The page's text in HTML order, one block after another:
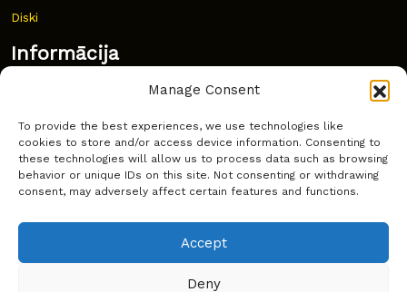
Manage Consent
To provide the best experiences, we use technologies like
cookies to store and/or access device information. Consenting to
these technologies will allow us to process data such as browsing
behavior or unique IDs on this site. Not consenting or withdrawing
consent, may adversely affect certain features and functions.
Accept
Deny
Diski
Informācija
Bieži uzdoti jautājumi
Kur pirkt?
Sīkdatņu politika